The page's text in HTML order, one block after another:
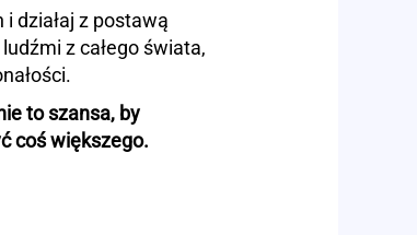
działaj z postawą
z całego świata,
to szansa, by
coś większego.